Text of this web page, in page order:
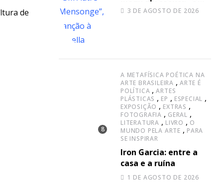
de
Autre Mensonge”,
3 DE AGOSTO DE 2026
A METAFÍSICA POÉTICA NA
ARTE BRASILEIRA ,ARTE É
POLÍTICA ,ARTES
PLÁSTICAS , EP , ESPECIAL ,
EXPOSIÇÃO , EXTRAS ,
FOTOGRAFIA , GERAL ,
LITERATURA , LIVRO , O
MUNDO PELA ARTE , PARA
SE INSPIRAR
Iron Garcia: entre a
casa e a ruína
1 DE AGOSTO DE 2026